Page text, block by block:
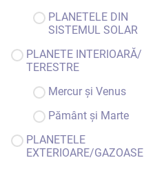
PLANETELE DIN
SISTEMUL SOLAR
PLANETE INTERIOARĂ/
TERESTRE
Mercur și Venus
Pământ și Marte
PLANETELE
EXTERIOARE/GAZOASE